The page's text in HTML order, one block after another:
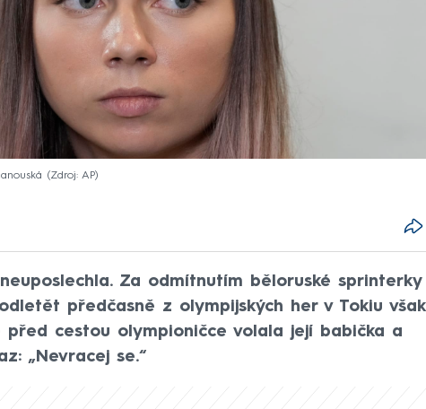
Zdroj: AP
Za odmítnutím běloruské sprinterky
předčasně z olympijských her v Tokiu však
před cestou olympioničce volala její babička a
„Nevracej se.“